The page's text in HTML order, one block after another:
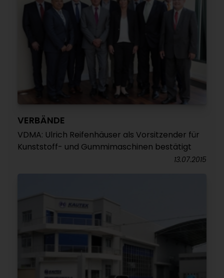
VERBÄNDE
VDMA: Ulrich Reifenhäuser als Vorsitzender für
Kunststoff- und Gummimaschinen bestätigt
13.07.2015